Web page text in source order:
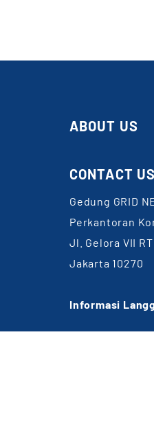
ABOUT US
CONTACT US
Gedung GRID
Perkantoran
Jl. Gelora VII
Jakarta 10270
Informasi
WA: 0857-1832-